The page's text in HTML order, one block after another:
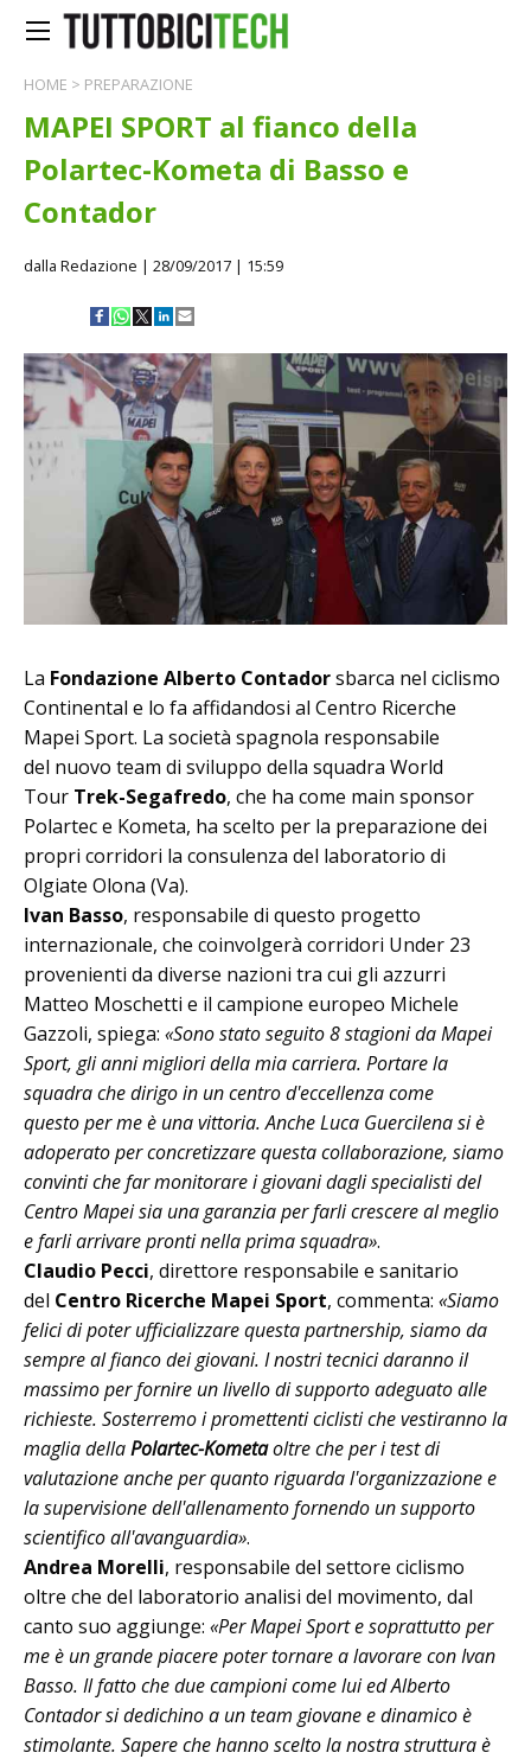
HOME > PREPARAZIONE
MAPEI SPORT al fianco della
Polartec-Kometa di Basso e
Contador
dalla Redazione | 28/09/2017 | 15:59
La Fondazione Alberto Contadorsbarca nel ciclismo
Continental e lo fa affidandosi al Centro Ricerche
Mapei Sport. La società spagnola responsabile
del nuovo team di sviluppo della squadra World
Tour Trek-Segafredo, che ha come main sponsor
Polartec e Kometa, ha scelto per la preparazione dei
propri corridori la consulenza del laboratorio di
Olgiate Olona (Va).
Ivan Basso, responsabile di questo progetto
internazionale, che coinvolgerà corridori Under 23
provenienti da diverse nazioni tra cui gli azzurri
Matteo Moschetti e il campione europeo Michele
Gazzoli, spiega: «Sono stato seguito 8 stagioni da Mapei
Sport, gli anni migliori della mia carriera. Portare la
squadra che dirigo in un centro d'eccellenza come
questo per me è una vittoria. Anche Luca Guercilena si è
adoperato per concretizzare questa collaborazione, siamo
convinti che far monitorare i giovani dagli specialisti del
Centro Mapei sia una garanzia per farli crescere al meglio
e farli arrivare pronti nella prima squadra».
Claudio Pecci, direttore responsabile e sanitario
del Centro Ricerche Mapei Sport, commenta: «Siamo
felici di poter ufficializzare questa partnership, siamo da
sempre al fianco dei giovani. I nostri tecnici daranno il
massimo per fornire un livello di supporto adeguato alle
richieste. Sosterremo i promettenti ciclisti che vestiranno la
maglia dellaPolartec-Kometaoltre che per i test di
valutazione anche per quanto riguarda l'organizzazione e
la supervisione dell'allenamento fornendo un supporto
scientifico all'avanguardia».
Andrea Morelli, responsabile del settore ciclismo
oltre che del laboratorio analisi del movimento, dal
canto suo aggiunge: «Per Mapei Sport e soprattutto per
me è un grande piacere poter tornare a lavorare con Ivan
Basso. Il fatto che due campioni come lui ed Alberto
Contador si dedichino a un team giovane e dinamico è
stimolante. Sapere che hanno scelto la nostra struttura è